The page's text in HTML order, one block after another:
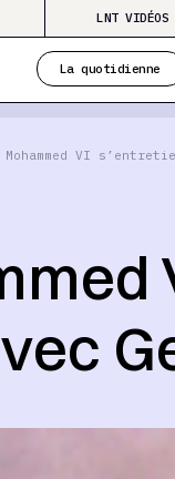
LNT VIDÉOS
La quotidienne
VI